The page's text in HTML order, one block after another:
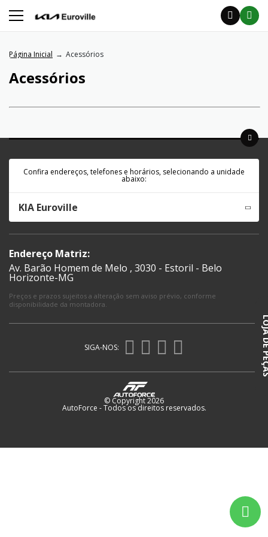
Página Inicial Acessórios
Acessórios
Confira endereços, telefones e horários, selecionando a unidade
abaixo:
KIA Euroville
Endereço Matriz:
Av. Barão Homem de Melo , 3030 - Estoril - Belo
Horizonte-MG
Preços e prazos sujeitos a alteração sem aviso prévio, conforme
disponibilidade da montadora.
© Copyright 2026
AutoForce - Todos os direitos reservados.
SIGA-NOS: LOJA